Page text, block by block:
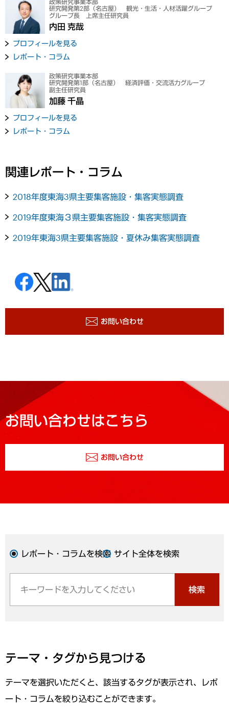
研究開発第2部（名古屋） 観光・生活・人材活躍グループ
グループ長 上席主任研究員
内田 克哉
プロフィールを見る
レポート・コラム
政策研究事業本部
研究開発第1部（名古屋） 経済評価・交流活力グループ
副主任研究員
加藤 千晶
プロフィールを見る
レポート・コラム
関連レポート・コラム
2018年度東海3県主要集客施設・集客実態調査
2019年度東海３県主要集客施設・集客実態調査
2019年東海3県主要集客施設・夏休み集客実態調査
お問い合わせ
お問い合わせはこちら
お問い合わせ
レポート・コラムを検索 サイト全体を検索
検索
テーマ・タグから見つける
テーマを選択いただくと、該当するタグが表示され、レポ
ート・コラムを絞り込むことができます。